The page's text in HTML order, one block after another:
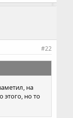
#22
на
этого, но то